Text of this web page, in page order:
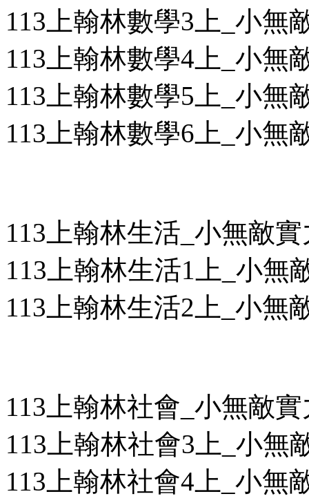
113上翰林數學3上_小無
113上翰林數學4上_小無
113上翰林數學5上_小無
113上翰林數學6上_小無
113上翰林生活_小無敵
113上翰林生活1上_小無
113上翰林生活2上_小無
113上翰林社會_小無敵
113上翰林社會3上_小無
113上翰林社會4上_小無